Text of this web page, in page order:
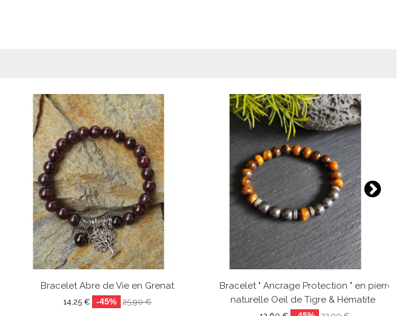
Bracelet Abre de Vie en Grenat
14,25 € -45% 25,90 €
Bracelet " Ancrage Protection " en pierre
naturelle Oeil de Tigre & Hématite